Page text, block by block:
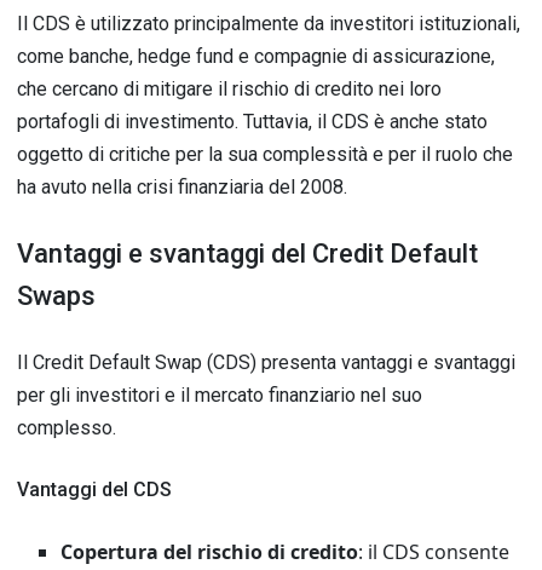
Il CDS è utilizzato principalmente da investitori istituzionali,
come banche, hedge fund e compagnie di assicurazione,
che cercano di mitigare il rischio di credito nei loro
portafogli di investimento. Tuttavia, il CDS è anche stato
oggetto di critiche per la sua complessità e per il ruolo che
ha avuto nella crisi finanziaria del 2008.
Vantaggi e svantaggi del Credit Default
Swaps
Il Credit Default Swap (CDS) presenta vantaggi e svantaggi
per gli investitori e il mercato finanziario nel suo
complesso.
Vantaggi del CDS
Copertura del rischio di credito: il CDS consente